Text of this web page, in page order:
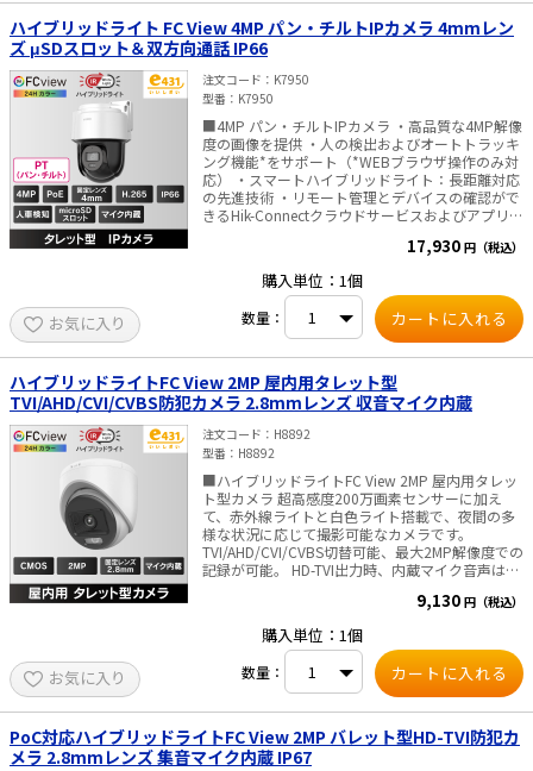
ハイブリッドライト FC View 4MP パン・チルトIPカメラ 4mmレン
ズ μSDスロット＆双方向通話 IP66
注文コード
K7950
型番
K7950
■4MP パン・チルトIPカメラ ・高品質な4MP解像
度の画像を提供 ・人の検出およびオートトラッキ
ング機能*をサポート（*WEBブラウザ操作のみ対
応） ・スマートハイブリッドライト：長距離対応
の先進技術 ・リモート管理とデバイスの確認がで
きるHik-Connectクラウドサービスおよびアプリに
内蔵マイクとスピーカー ・内蔵メモリーカードス
大512GBまで ・防水・防塵性能（IP66） ・動体
検知 ディープラーニングにより「人・車」を瞬
時に識別するAI動体検知技術です。環境による誤
報を排除し、重要なイベントのみを的確に捉える
ことで、監視の効率と精度を最大限に高めます。
17,930 円（税込）
お気に入り
購入単位：1個
数量：
ハイブリッドライトFC View 2MP 屋内用タレット型
TVI/AHD/CVI/CVBS防犯カメラ 2.8mmレンズ 収音マイク内蔵
注文コード
H8892
型番
H8892
■ハイブリッドライトFC View 2MP 屋内用タレッ
ト型カメラ 超高感度200万画素センサーに加え
て、赤外線ライトと白色ライト搭載で、夜間の多
様な状況に応じて撮影可能なカメラです。
TVI/AHD/CVI/CVBS切替可能、最大2MP解像度での
記録が可能。 HD-TVI出力時、内蔵マイク音声は、
（カメラ電源配線は、別途必要） ■仕様 CMOS 2
ンズ 視野角：105°（水平）、56°（垂直）、126°
（対角） DAY&NIGHT：ICR / 24Hカラー / スマー
ト ・ライト照射距離：最大20m（IR/白色と
も） 内蔵マイク：搭載 電源：DC12 V ・消費
電力：最大2.9W 寸法：Φ 85.02 mm × 81.25
mm ・重量：約155 g ■ご注意■ ACアダプタ
は付属しておりません 別途販売はこちらより
9,130 円（税込）
お気に入り
購入単位：1個
数量：
PoC対応ハイブリッドライトFC View 2MP バレット型HD-TVI防犯カ
メラ 2.8mmレンズ 集音マイク内蔵 IP67